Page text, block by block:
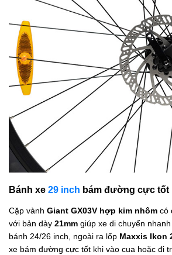
Bánh xe 29 inch bám đường cực tốt
Cặp vành Giant GX03V hợp kim nhôm có
với bản dày 21mm giúp xe di chuyển
bánh 24/26 inch, ngoài ra lốp Maxxis Ikon
xe bám đường cực tốt khi vào cua hoặc đi